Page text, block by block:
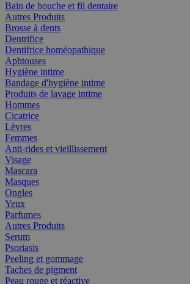
Bain de bouche et fil dentaire
Autres Produits
Brosse à dents
Dentrifice
Dentifrice homéopathique
Aphtouses
Hygiène intime
Bandage d'hygiène intime
Produits de lavage intime
Hommes
Cicatrice
Lèvres
Femmes
Anti-rides et vieillissement
Visage
Mascara
Masques
Ongles
Yeux
Parfumes
Autres Produits
Serum
Psoriasis
Peeling et gommage
Taches de pigment
Peau rouge et réactive